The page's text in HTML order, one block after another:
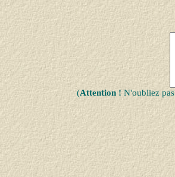
(Attention !N'oubliez pas